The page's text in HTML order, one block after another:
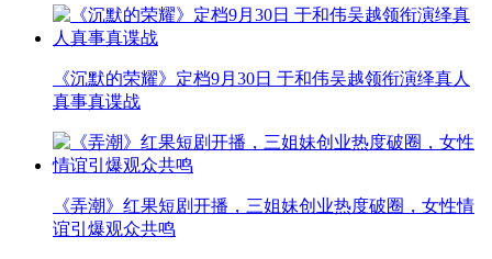
《沉默的荣耀》定档9月30日 于和伟吴越领衔演绎真人
真事真谍战
《弄潮》红果短剧开播，三姐妹创业热度破圈，女性情
谊引爆观众共鸣